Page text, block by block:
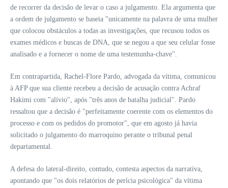
de recorrer da decisão de levar o caso a julgamento. Ela argumenta que
a ordem de julgamento se baseia "unicamente na palavra de uma mulher
que colocou obstáculos a todas as investigações, que recusou todos os
exames médicos e buscas de DNA, que se negou a que seu celular fosse
analisado e a fornecer o nome de uma testemunha-chave".
Em contrapartida, Rachel-Flore Pardo, advogada da vítima, comunicou
à AFP que sua cliente recebeu a decisão de acusação contra Achraf
Hakimi com "alívio", após "três anos de batalha judicial". Pardo
ressaltou que a decisão é "perfeitamente coerente com os elementos do
processo e com os pedidos do promotor", que em agosto já havia
solicitado o julgamento do marroquino perante o tribunal penal
departamental.
A defesa do lateral-direito, contudo, contesta aspectos da narrativa,
apontando que "os dois relatórios de perícia psicológica" da vítima